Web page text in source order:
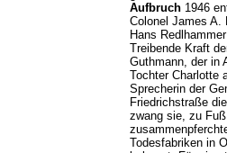
Aufbruch 1946
Colonel James A.
Hans
Treibende Kraft
Guthmann, der in
Tochter Charlotte
Sprecherin der
Friedrichstraße
zwang sie, zu
Todesfabriken in